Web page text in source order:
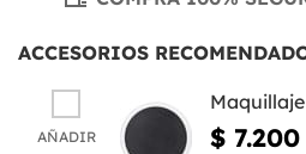
ACCESORIOS
AÑADIR $ 7.200